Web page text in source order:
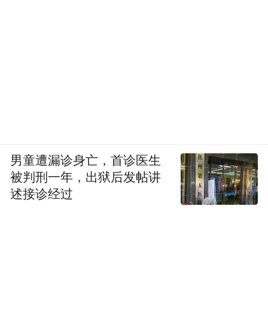
男童遭漏诊身亡，首诊医生
被判刑一年，出狱后发帖讲
述接诊经过